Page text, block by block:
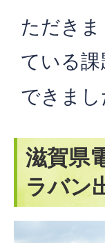
ただき
ている
できまし
滋賀県
ラバン